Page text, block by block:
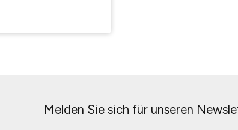
Melden Sie sich für unseren